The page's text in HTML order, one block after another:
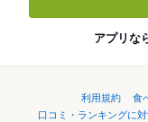
アプリな
利用規約 食
口コミ・ランキングに